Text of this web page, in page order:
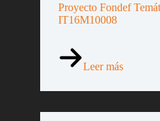
Proyecto Fondef
IT16M10008
Leer más